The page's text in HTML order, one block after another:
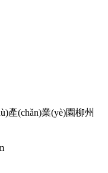
產(chǎn)業(yè)園柳州